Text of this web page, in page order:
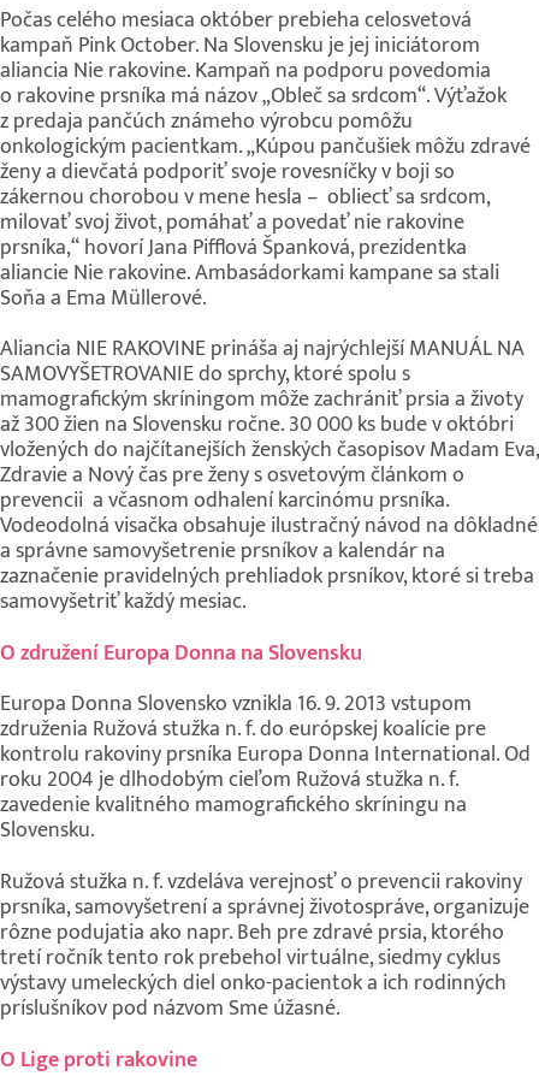
Počas celého mesiaca október prebieha celosvetová
kampaň Pink October. Na Slovensku je jej iniciátorom
aliancia Nie rakovine. Kampaň na podporu povedomia
o rakovine prsníka má názov „Obleč sa srdcom“. Výťažok
z predaja pančúch známeho výrobcu pomôžu
onkologickým pacientkam. „Kúpou pančušiek môžu zdravé
ženy a dievčatá podporiť svoje rovesníčky v boji so
zákernou chorobou v mene hesla – obliecť sa srdcom,
milovať svoj život, pomáhať a povedať nie rakovine
prsníka,“ hovorí Jana Pifflová Španková, prezidentka
aliancie Nie rakovine. Ambasádorkami kampane sa stali
Soňa a Ema Müllerové.
Aliancia NIE RAKOVINE prináša aj najrýchlejší MANUÁL NA
SAMOVYŠETROVANIE do sprchy, ktoré spolu s
mamografickým skríningom môže zachrániť prsia a životy
až 300 žien na Slovensku ročne. 30 000 ks bude v októbri
vložených do najčítanejších ženských časopisov Madam Eva,
Zdravie a Nový čas pre ženy s osvetovým článkom o
prevencii a včasnom odhalení karcinómu prsníka.
Vodeodolná visačka obsahuje ilustračný návod na dôkladné
a správne samovyšetrenie prsníkov a kalendár na
zaznačenie pravidelných prehliadok prsníkov, ktoré si treba
samovyšetriť každý mesiac.
O združení Europa Donna na Slovensku
Europa Donna Slovensko vznikla 16. 9. 2013 vstupom
združenia Ružová stužka n. f. do európskej koalície pre
kontrolu rakoviny prsníka Europa Donna International. Od
roku 2004 je dlhodobým cieľom Ružová stužka n. f.
zavedenie kvalitného mamografického skríningu na
Slovensku.
Ružová stužka n. f. vzdeláva verejnosť o prevencii rakoviny
prsníka, samovyšetrení a správnej životospráve, organizuje
rôzne podujatia ako napr. Beh pre zdravé prsia, ktorého
tretí ročník tento rok prebehol virtuálne, siedmy cyklus
výstavy umeleckých diel onko-pacientok a ich rodinných
príslušníkov pod názvom Sme úžasné.
O Lige proti rakovine